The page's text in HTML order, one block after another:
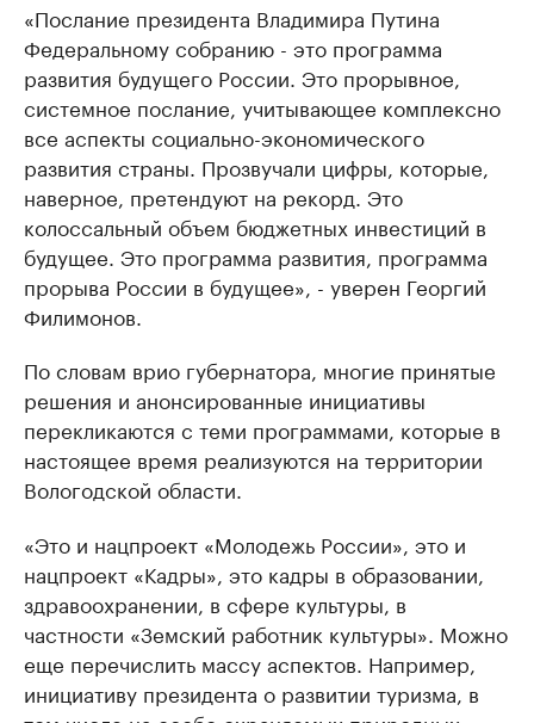
«Послание президента Владимира Путина
Федеральному собранию - это программа
развития будущего России. Это прорывное,
системное послание, учитывающее комплексно
все аспекты социально-экономического
развития страны. Прозвучали цифры, которые,
наверное, претендуют на рекорд. Это
колоссальный объем бюджетных инвестиций в
будущее. Это программа развития, программа
прорыва России в будущее», - уверен Георгий
Филимонов.
По словам врио губернатора, многие принятые
решения и анонсированные инициативы
перекликаются с теми программами, которые в
настоящее время реализуются на территории
Вологодской области.
«Это и нацпроект «Молодежь России», это и
нацпроект «Кадры», это кадры в образовании,
здравоохранении, в сфере культуры, в
частности «Земский работник культуры». Можно
еще перечислить массу аспектов. Например,
инициативу президента о развитии туризма, в